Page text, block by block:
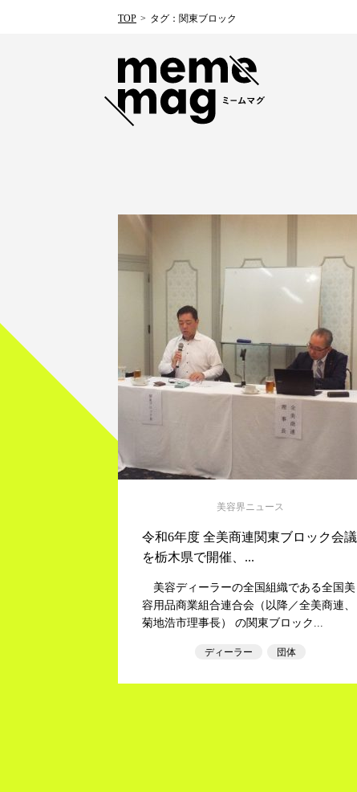
TOP タグ：関東ブロック
美容界ニュース
令和6年度 全美商連関東ブロック会議
を栃木県で開催、...
美容ディーラーの全国組織である全国美
容用品商業組合連合会（以降／全美商連、
菊地浩市理事長） の関東ブロック...
ディーラー 団体